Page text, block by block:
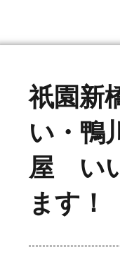
祇園新
い・
屋 い
ます！